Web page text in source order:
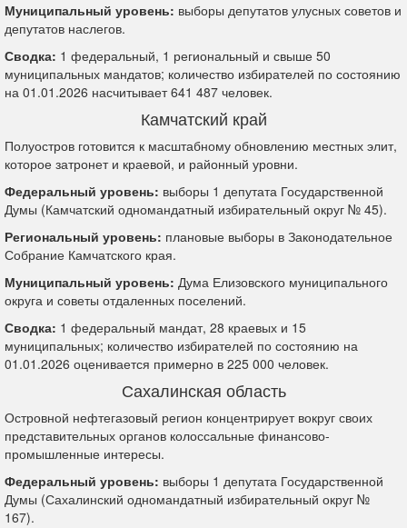
Муниципальный уровень: выборы депутатов улусных советов и
депутатов наслегов.
Сводка: 1 федеральный, 1 региональный и свыше 50
муниципальных мандатов; количество избирателей по состоянию
на 01.01.2026 насчитывает 641 487 человек.
Камчатский край
Полуостров готовится к масштабному обновлению местных элит,
которое затронет и краевой, и районный уровни.
Федеральный уровень: выборы 1 депутата Государственной
Думы (Камчатский одномандатный избирательный округ № 45).
Региональный уровень: плановые выборы в Законодательное
Собрание Камчатского края.
Муниципальный уровень: Дума Елизовского муниципального
округа и советы отдаленных поселений.
Сводка: 1 федеральный мандат, 28 краевых и 15
муниципальных; количество избирателей по состоянию на
01.01.2026 оценивается примерно в 225 000 человек.
Сахалинская область
Островной нефтегазовый регион концентрирует вокруг своих
представительных органов колоссальные финансово-
промышленные интересы.
Федеральный уровень: выборы 1 депутата Государственной
Думы (Сахалинский одномандатный избирательный округ №
167).